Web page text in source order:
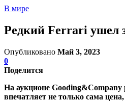
В мире
Редкий Ferrari ушел
Опубликовано Май 3, 2023
0
Поделится
На аукционе
впечатляет не только сама